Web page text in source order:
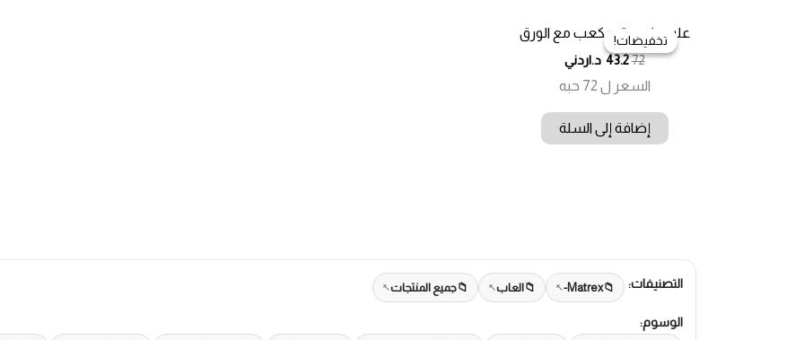
تخفيضات!
تخفيضات!
علبه جلد ورق مكعب مع الورق
72السعر
هو:
43.2 السعر
هو:
د.اردني
السعر ل 72 حبه
إضافة إلى السلة
التصنيفات: Matrex- العاب جميع المنتجات
الوسوم: